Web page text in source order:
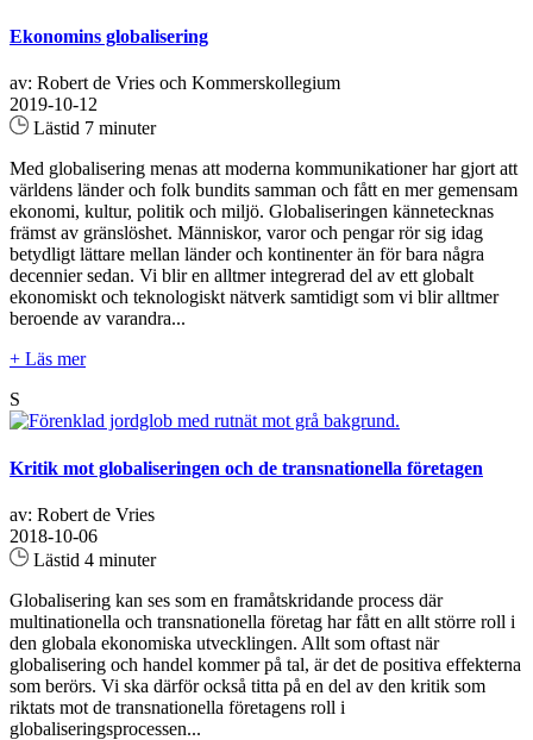
Ekonomins globalisering
av: Robert de Vries och Kommerskollegium
2019-10-12
Lästid 7 minuter
Med globalisering menas att moderna kommunikationer har gjort att
världens länder och folk bundits samman och fått en mer gemensam
ekonomi, kultur, politik och miljö. Globaliseringen kännetecknas
främst av gränslöshet. Människor, varor och pengar rör sig idag
betydligt lättare mellan länder och kontinenter än för bara några
decennier sedan. Vi blir en alltmer integrerad del av ett globalt
ekonomiskt och teknologiskt nätverk samtidigt som vi blir alltmer
beroende av varandra...
+ Läs mer
S
Kritik mot globaliseringen och de transnationella företagen
av: Robert de Vries
2018-10-06
Lästid 4 minuter
Globalisering kan ses som en framåtskridande process där
multinationella och transnationella företag har fått en allt större roll i
den globala ekonomiska utvecklingen. Allt som oftast när
globalisering och handel kommer på tal, är det de positiva effekterna
som berörs. Vi ska därför också titta på en del av den kritik som
riktats mot de transnationella företagens roll i
globaliseringsprocessen...